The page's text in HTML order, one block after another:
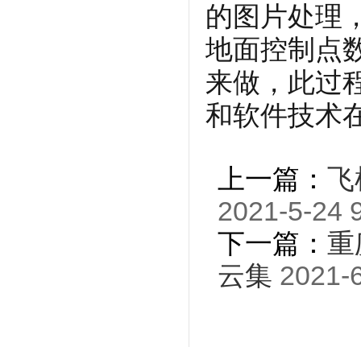
的图片处理
地面控制点
来做，此过
和软件技术
上一篇： 飞
2021-5-24
下一篇： 重
云集 2021-